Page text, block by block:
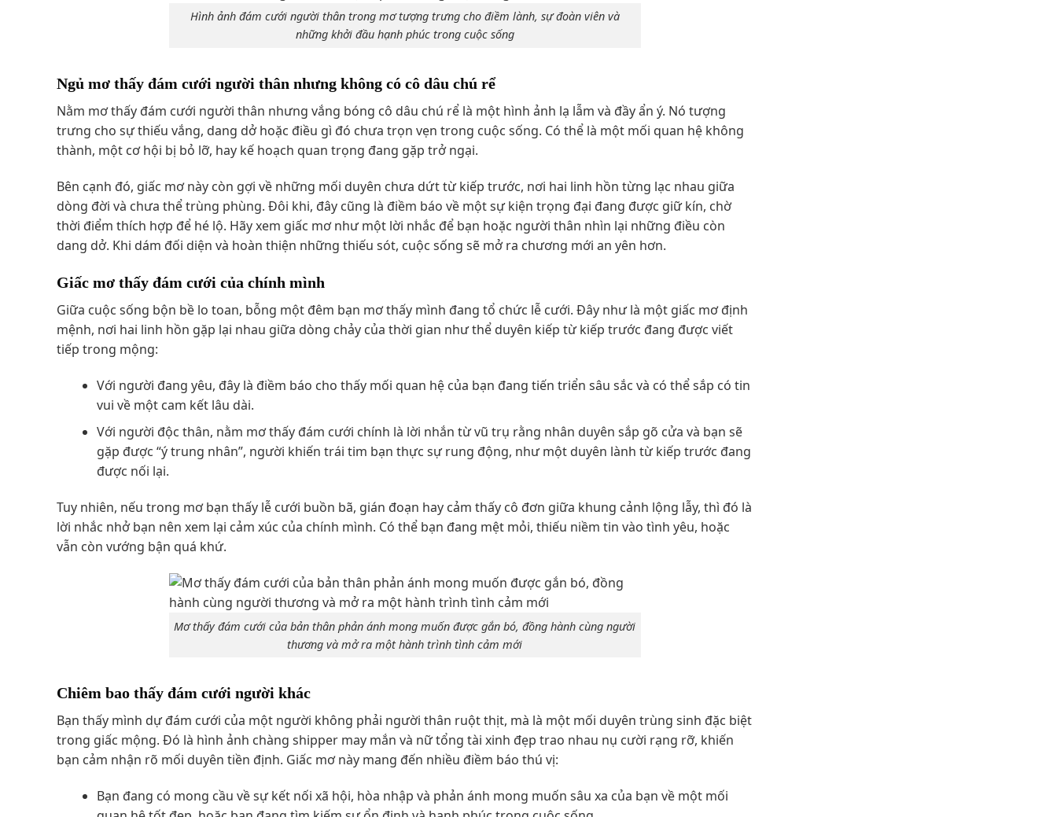
Hình ảnh đám cưới người thân trong mơ tượng trưng cho điềm lành, sự đoàn viên và
những khởi đầu hạnh phúc trong cuộc sống
Ngủ mơ thấy đám cưới người thân nhưng không có cô dâu chú rể
Nằm mơ thấy đám cưới người thân nhưng vắng bóng cô dâu chú rể là một hình ảnh lạ lẫm và đầy ẩn ý. Nó tượng
trưng cho sự thiếu vắng, dang dở hoặc điều gì đó chưa trọn vẹn trong cuộc sống. Có thể là một mối quan hệ không
thành, một cơ hội bị bỏ lỡ, hay kế hoạch quan trọng đang gặp trở ngại.
Bên cạnh đó, giấc mơ này còn gợi về những mối duyên chưa dứt từ kiếp trước, nơi hai linh hồn từng lạc nhau giữa
dòng đời và chưa thể trùng phùng. Đôi khi, đây cũng là điềm báo về một sự kiện trọng đại đang được giữ kín, chờ
thời điểm thích hợp để hé lộ. Hãy xem giấc mơ như một lời nhắc để bạn hoặc người thân nhìn lại những điều còn
dang dở. Khi dám đối diện và hoàn thiện những thiếu sót, cuộc sống sẽ mở ra chương mới an yên hơn.
Giấc mơ thấy đám cưới của chính mình
Giữa cuộc sống bộn bề lo toan, bỗng một đêm bạn mơ thấy mình đang tổ chức lễ cưới. Đây như là một giấc mơ định
mệnh, nơi hai linh hồn gặp lại nhau giữa dòng chảy của thời gian như thể duyên kiếp từ kiếp trước đang được viết
tiếp trong mộng:
Với người đang yêu, đây là điềm báo cho thấy mối quan hệ của bạn đang tiến triển sâu sắc và có thể sắp có tin
vui về một cam kết lâu dài.
Với người độc thân, nằm mơ thấy đám cưới chính là lời nhắn từ vũ trụ rằng nhân duyên sắp gõ cửa và bạn sẽ
gặp được “ý trung nhân”, người khiến trái tim bạn thực sự rung động, như một duyên lành từ kiếp trước đang
được nối lại.
Tuy nhiên, nếu trong mơ bạn thấy lễ cưới buồn bã, gián đoạn hay cảm thấy cô đơn giữa khung cảnh lộng lẫy, thì đó là
lời nhắc nhở bạn nên xem lại cảm xúc của chính mình. Có thể bạn đang mệt mỏi, thiếu niềm tin vào tình yêu, hoặc
vẫn còn vướng bận quá khứ.
Mơ thấy đám cưới của bản thân phản ánh mong muốn được gắn bó, đồng hành cùng người
thương và mở ra một hành trình tình cảm mới
Chiêm bao thấy đám cưới người khác
Bạn thấy mình dự đám cưới của một người không phải người thân ruột thịt, mà là một mối duyên trùng sinh đặc biệt
trong giấc mộng. Đó là hình ảnh chàng shipper may mắn và nữ tổng tài xinh đẹp trao nhau nụ cười rạng rỡ, khiến
bạn cảm nhận rõ mối duyên tiền định. Giấc mơ này mang đến nhiều điềm báo thú vị:
Bạn đang có mong cầu về sự kết nối xã hội, hòa nhập và phản ánh mong muốn sâu xa của bạn về một mối